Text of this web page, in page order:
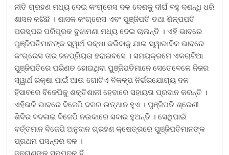
ନୀତି ଗ୍ରହଣ ମଧ୍ୟ ଦେଇ କଂଗ୍ରେସ ଦଳ ଦେଶକୁ ଦୀର୍ଘ ବହୁ ଦଶନ୍ଧି ଧରି
ଶାସନ କରିଛି । ଶାସକ କଂଗ୍ରେସ ଏବଂ ପୁଞ୍ଜିପତି ତଥା ଶିଳ୍ପପତି
ପରସ୍ପର ପରିପୂରକ ବୁଝାମଣା ମଧ୍ୟ ଦେଇ ଚାଲନ୍ତି । ଏହି ଭାବରେ
ପୁଞ୍ଜିପତିମାନଙ୍କ ସ୍ୱାର୍ଥ ରକ୍ଷା କରିବାକୁ ଯାଇ ସ୍ୱାଭାବିକ ଭାବରେ
କଂଗ୍ରେସ ତାର ଜନପ୍ରିୟତା ହରାଇବସେ । ସମୟକ୍ରମେ ଏକଚାଟିଆ
ପୁଞ୍ଜିପତିରେ ପରିଣତ ହୋଇଥିବା ପୁଞ୍ଜିପତିମାନେ ସେତେବେଳେ ନିଜର
ସ୍ୱାର୍ଥ ରକ୍ଷା ପାଇଁ ଆଉ ଗୋଟିଏ ବିକଳ୍ପ ନିର୍ଭରଯୋଗ୍ୟ ଦଳ
ହିସାବରେ ବିଜେପିକୁ ଶକ୍ତିଶାଳୀ ହେବାରେ ସହାୟତା ପ୍ରଦାନ କରନ୍ତି ।
ଏହିଭଳି ଭାବରେ ବିଜେପି ଦଳର ଉତ୍‌ଥାନ ହୁଏ । ପୁଞ୍ଜିପତି ଶ୍ରେଣୀ
ଶିବିର ବଦଳାଇ ବିଜେପି ନଉକାରେ ସବାର ହୁଅନ୍ତି । ସେଥିପାଇଁ
ବର୍ତ୍ତମାନ ବିଜେପି ଅନୁଦାନ ଗ୍ରହଣ କ୍ଷେତ୍ରରେ ପୁଞ୍ଜିପତିମାନଙ୍କ
ପ୍ରଥମ ପସନ୍ଦର ଦଳ ।
ଜନଗଣଙ୍କ ସମ୍ପଦକୁ ହିଁ